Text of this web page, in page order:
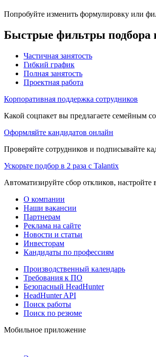
Попробуйте изменить формулировку или
Быстрые фильтры подбора
Частичная занятость
Гибкий график
Полная занятость
Проектная работа
Корпоративная поддержка сотрудников
Какой соцпакет вы предлагаете семейным
Оформляйте кандидатов онлайн
Проверяйте сотрудников и подписывайте
Ускорьте подбор в 2 раза с Talantix
Автоматизируйте сбор откликов,
О компании
Наши вакансии
Партнерам
Реклама на сайте
Новости и статьи
Инвесторам
Кандидаты по профессиям
Производственный календарь
Требования к ПО
Безопасный HeadHunter
HeadHunter API
Поиск работы
Поиск по резюме
Мобильное приложение